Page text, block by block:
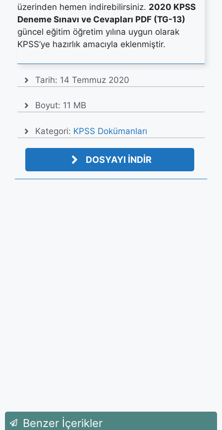
üzerinden hemen indirebilirsiniz. 2020 KPSS
Deneme Sınavı ve Cevapları PDF (TG-13)
güncel eğitim öğretim yılına uygun olarak
KPSS’ye hazırlık amacıyla eklenmiştir.
Tarih: 14 Temmuz 2020
Boyut: 11 MB
Kategori: KPSS Dokümanları
DOSYAYI İNDİR
Benzer İçerikler